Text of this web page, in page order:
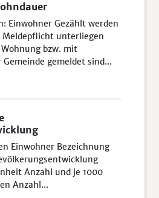
Einwohner Gezählt werden
Meldepflicht unterliegen
bzw. mit
gemeldet sind...
Einwohner Bezeichnung
Anzahl und je 1000
Anzahl...